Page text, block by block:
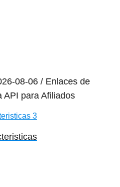
08-06 / Enlaces de
API para Afiliados